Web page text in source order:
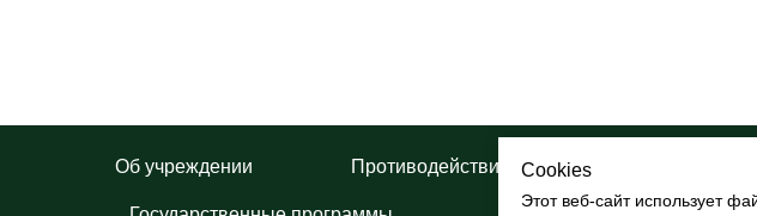
Об учреждении Противодействие коррупции
Cookies
Этот веб-сайт использует